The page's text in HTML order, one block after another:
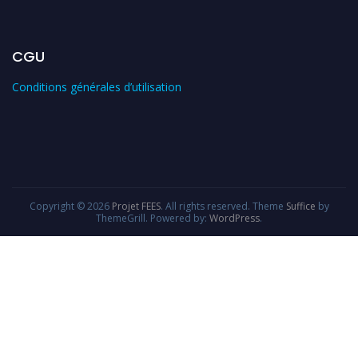
CGU
Conditions générales d’utilisation
Copyright © 2026 Projet FEES. All rights reserved. Theme Suffice by
ThemeGrill. Powered by: WordPress.